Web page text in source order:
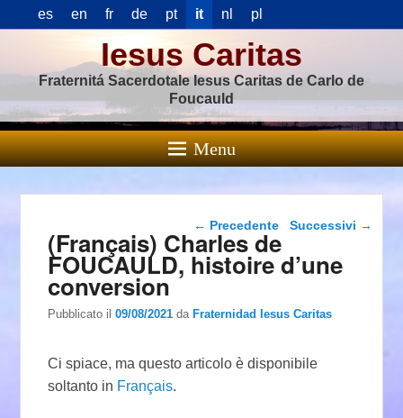
es en fr de pt it nl pl
Iesus Caritas
Fraternitá Sacerdotale Iesus Caritas de Carlo de
Foucauld
Menu
Navigazione articolo
← Precedente Successivi →
(Français) Charles de
FOUCAULD, histoire d’une
conversion
Pubblicato il09/08/2021 daFraternidad Iesus Caritas
Ci spiace, ma questo articolo è disponibile
soltanto in Français.